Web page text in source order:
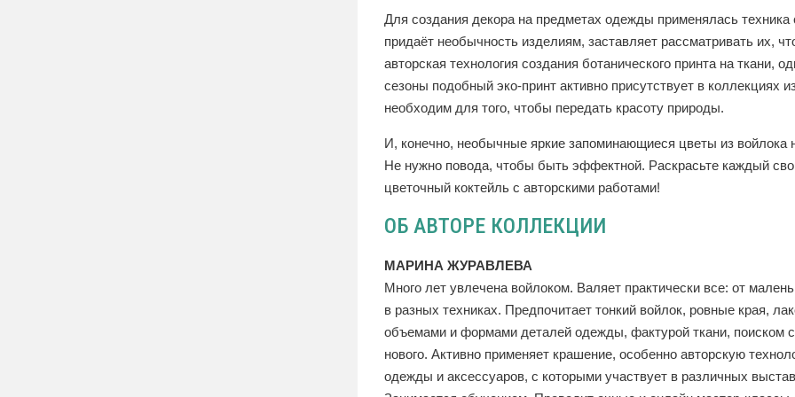
Для создания декора на предметах одежды применялась
придаёт необычность изделиям, заставляет рассматривать их,
авторская технология создания ботанического принта на
сезоны подобный эко-принт активно присутствует в
необходим для того, чтобы передать красоту природы.
И, конечно, необычные яркие запоминающиеся цветы из войлока
Не нужно повода, чтобы быть эффектной. Раскрасьте каждый
цветочный коктейль с авторскими работами!
ОБ АВТОРЕ КОЛЛЕКЦИИ
МАРИНА ЖУРАВЛЕВА
Много лет увлечена войлоком. Валяет практически все: от
в разных техниках. Предпочитает тонкий войлок, ровные края,
объемами и формами деталей одежды, фактурой ткани, поиском
нового. Активно применяет крашение, особенно авторскую
одежды и аксессуаров, с которыми участвует в различных